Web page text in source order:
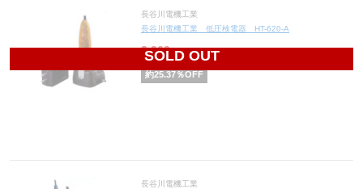
SOLD OUT
長谷川電機工業
長谷川電機工業 低圧検電器 HT-620-A
3,060 円(税込3,366円)
約25.37％OFF
長谷川電機工業